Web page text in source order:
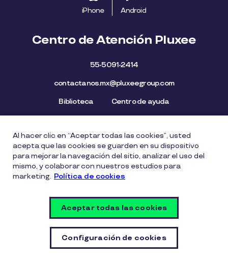
iPhone Android
Centro de Atención Pluxee
55-5091-2414
contactanos.mx@pluxeegroup.com
Biblioteca Centro de ayuda
Mapa del Sitio Aviso de privacidad Política de cookies
Licencia de Uso de Marca Política de Denuncia
Carta Ética Lista de precios
Información
Vulnerability Disclosure Policy
Configuración de cookies
Al hacer clic en “Aceptar todas las cookies”, usted
acepta que las cookies se guarden en su dispositivo
para mejorar la navegación del sitio, analizar el uso del
mismo, y colaborar con nuestros estudios para
marketing. Política de cookies
Configuración de cookies
Aceptar todas las cookies